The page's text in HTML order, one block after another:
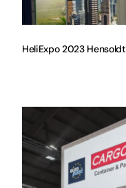
HeliExpo 2023 Hensoldt